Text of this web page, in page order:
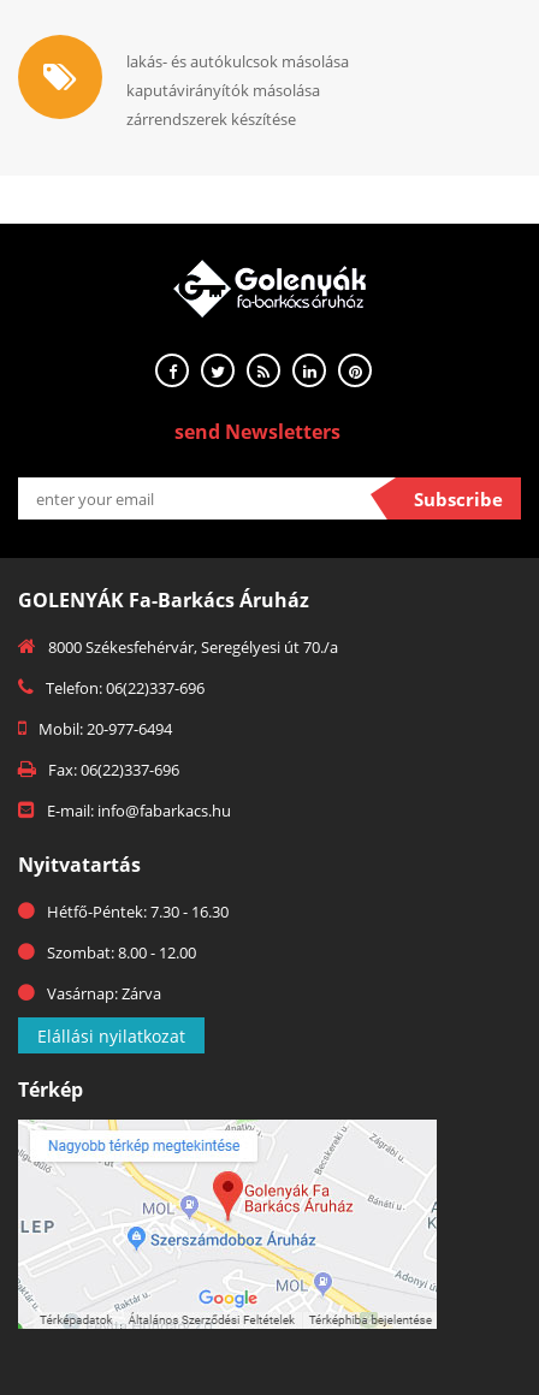
lakás- és autókulcsok másolása
kaputávirányítók másolása
zárrendszerek készítése
send Newsletters
Subscribe
GOLENYÁK Fa-Barkács Áruház
8000 Székesfehérvár, Seregélyesi út 70./a
Telefon: 06(22)337-696
Mobil: 20-977-6494
Fax: 06(22)337-696
E-mail: info@fabarkacs.hu
Nyitvatartás
Hétfő-Péntek: 7.30 - 16.30
Szombat: 8.00 - 12.00
Vasárnap: Zárva
Elállási nyilatkozat
Térkép